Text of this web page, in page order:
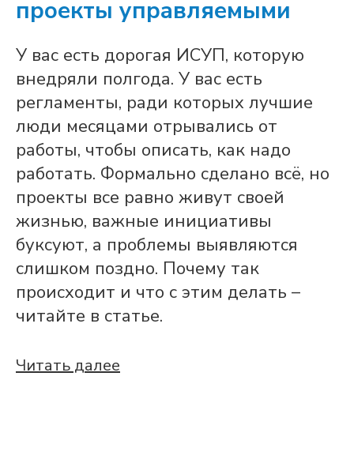
проекты управляемыми
У вас есть дорогая ИСУП, которую
внедряли полгода. У вас есть
регламенты, ради которых лучшие
люди месяцами отрывались от
работы, чтобы описать, как надо
работать. Формально сделано всё, но
проекты все равно живут своей
жизнью, важные инициативы
буксуют, а проблемы выявляются
слишком поздно. Почему так
происходит и что с этим делать –
читайте в статье.
Читать далее